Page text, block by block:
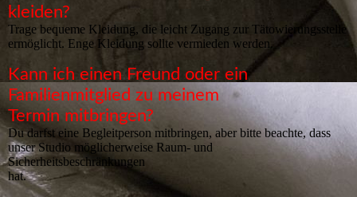
kleiden?
Trage bequeme Kleidung, die leicht Zugang zur Tätowierungsstelle
ermöglicht. Enge Kleidung sollte vermieden werden.
Kann ich einen Freund oder ein
Familienmitglied zu meinem
Termin mitbringen?
Du darfst eine Begleitperson mitbringen, aber bitte beachte, dass
unser Studio möglicherweise Raum- und
Sicherheitsbeschränkungen
hat.